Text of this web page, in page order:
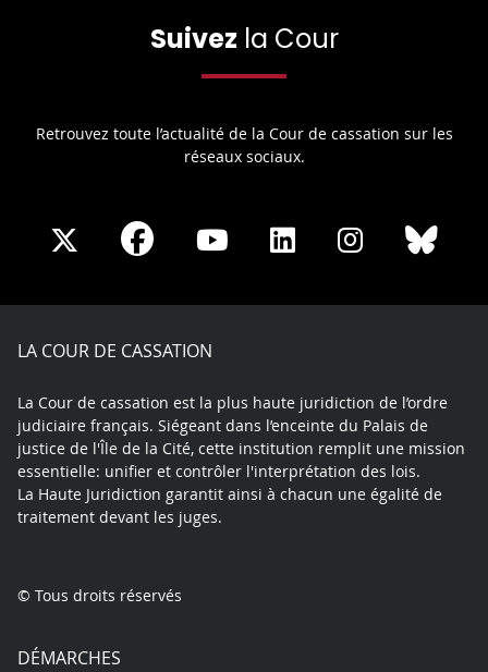
Suivez la Cour
Retrouvez toute l’actualité de la Cour de cassation sur les
réseaux sociaux.
Share
X
Share
Facebook
Share
Youtube
Share
LinkedIn
Share
Instagram
LA COUR DE CASSATION
La Cour de cassation est la plus haute juridiction de l’ordre
judiciaire français. Siégeant dans l’enceinte du Palais de
justice de l'Île de la Cité, cette institution remplit une mission
essentielle: unifier et contrôler l'interprétation des lois.
La Haute Juridiction garantit ainsi à chacun une égalité de
traitement devant les juges.
© Tous droits réservés
DÉMARCHES